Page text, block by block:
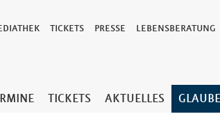
TICKETS PRESSE LEBENSBERATUNG
TICKETS AKTUELLES GLAUBE